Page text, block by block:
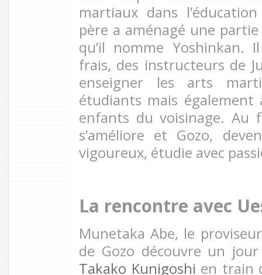
martiaux dans
père a aménagé une
qu’il nomme Yoshinkan.
frais, des instructeurs de
enseigner les arts
étudiants mais
enfants du voisinage. Au
s’améliore et Gozo,
vigoureux, étudie avec
La rencontre avec
Munetaka Abe, le
de Gozo découvre un
Takako Kunigoshi en train